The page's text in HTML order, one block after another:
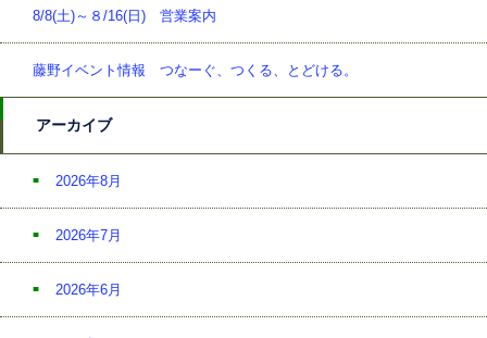
8/8(土)～８/16(日) 営業案内
藤野イベント情報 つなーぐ、つくる、とどける。
アーカイブ
2026年8月
2026年7月
2026年6月